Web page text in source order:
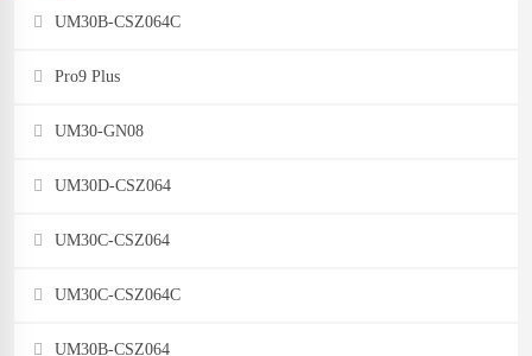
UM30B-CSZ064C
Pro9 Plus
UM30-GN08
UM30D-CSZ064
UM30C-CSZ064
UM30C-CSZ064C
UM30B-CSZ064